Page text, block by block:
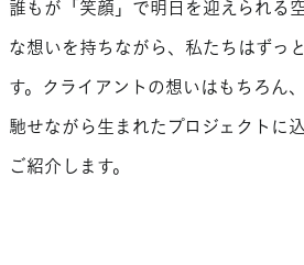
誰もが「笑顔」で明日を迎えられる
な想いを持ちながら、私たちはずっ
す。 クライアントの想いはもちろん
馳せながら生まれたプロジェクトに
ご紹介します。